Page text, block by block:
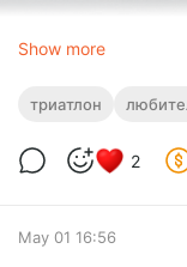
где они берут
Show more
триатлон
2
May 01 16:56